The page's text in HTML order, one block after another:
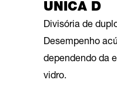
UNICA D
Divisória de
Desempenho
dependendo da
vidro.